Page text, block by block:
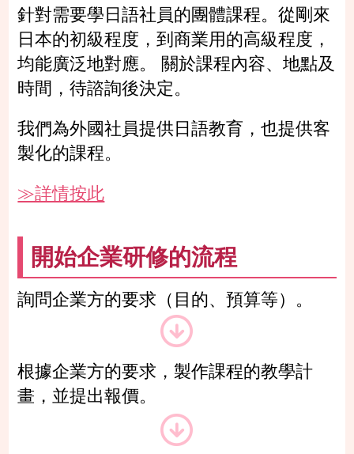
針對需要學日語社員的團體課程。從剛來
日本的初級程度，到商業用的高級程度，
均能廣泛地對應。 關於課程內容、地點及
時間，待諮詢後決定。
我們為外國社員提供日語教育，也提供客
製化的課程。
≫詳情按此
開始企業研修的流程
詢問企業方的要求（目的、預算等）。
根據企業方的要求，製作課程的教學計
畫，並提出報價。